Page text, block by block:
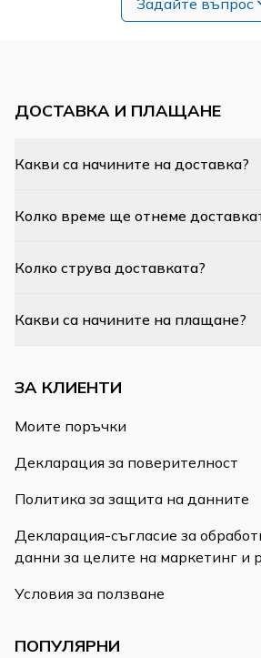
Задайте въпрос
ДОСТАВКА И ПЛАЩАНЕ
Какви са начините на доставка?
Колко време ще отнеме
Колко струва доставката?
Какви са начините на плащане?
ЗА КЛИЕНТИ
Моите поръчки
Декларация за поверителност
Политика за защита на данните
Декларация-съгласие за
данни за целите на маркетинг и
Условия за ползване
ПОПУЛЯРНИ